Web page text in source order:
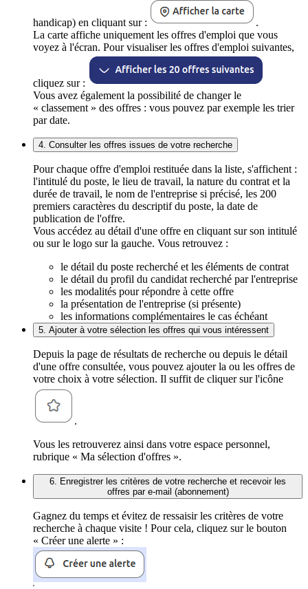
handicap) en cliquant sur :
.
La carte affiche uniquement les offres d'emploi que vous
voyez à l'écran. Pour visualiser les offres d'emploi suivantes,
cliquez sur :
Vous avez également la possibilité de changer le
« classement » des offres : vous pouvez par exemple les trier
par date.
4. Consulter les offres issues de votre recherche
Pour chaque offre d'emploi restituée dans la liste, s'affichent :
l'intitulé du poste, le lieu de travail, la nature du contrat et la
durée de travail, le nom de l'entreprise si précisé, les 200
premiers caractères du descriptif du poste, la date de
publication de l'offre.
Vous accédez au détail d'une offre en cliquant sur son intitulé
ou sur le logo sur la gauche. Vous retrouvez :
le détail du poste recherché et les éléments de contrat
le détail du profil du candidat recherché par l'entreprise
les modalités pour répondre à cette offre
la présentation de l'entreprise (si présente)
les informations complémentaires le cas échéant
5. Ajouter à votre sélection les offres qui vous intéressent
Depuis la page de résultats de recherche ou depuis le détail
d'une offre consultée, vous pouvez ajouter la ou les offres de
votre choix à votre sélection. Il suffit de cliquer sur l'icône
.
Vous les retrouverez ainsi dans votre espace personnel,
rubrique « Ma sélection d'offres ».
6. Enregistrer les critères de votre recherche et recevoir les
offres par e-mail (abonnement)
Gagnez du temps et évitez de ressaisir les critères de votre
recherche à chaque visite ! Pour cela, cliquez sur le bouton
« Créer une alerte » :